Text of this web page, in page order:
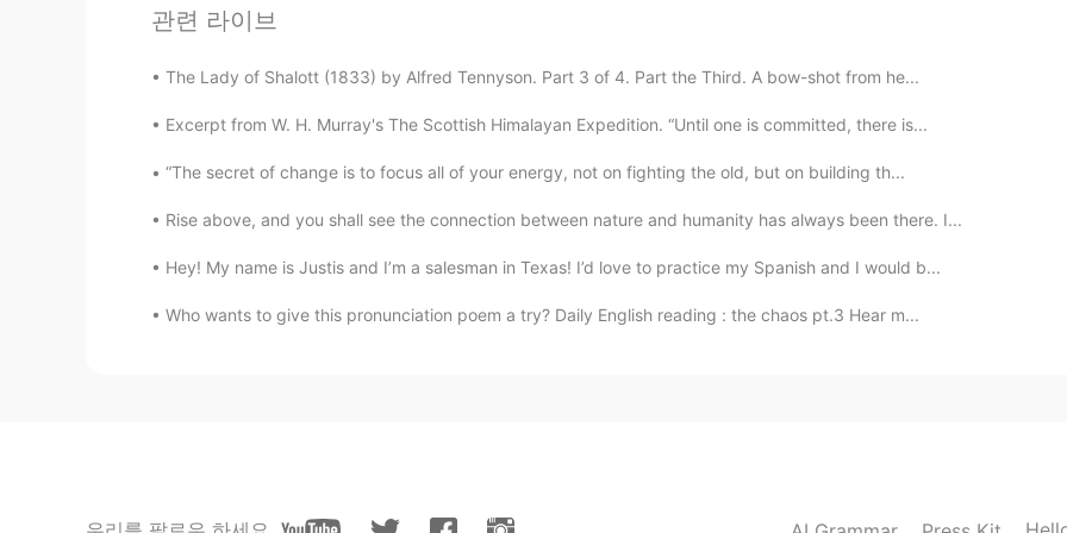
관련 라이브
The Lady of Shalott (1833) by Alfred Tennyson. Part 3 of 4. Part the Third. A bow-shot from he...
Excerpt from W. H. Murray's The Scottish Himalayan Expedition. “Until one is committed, there is...
“The secret of change is to focus all of your energy, not on fighting the old, but on building th...
Rise above, and you shall see the connection between nature and humanity has always been there. I...
Hey! My name is Justis and I’m a salesman in Texas! I’d love to practice my Spanish and I would b...
Who wants to give this pronunciation poem a try? Daily English reading : the chaos pt.3 Hear m...